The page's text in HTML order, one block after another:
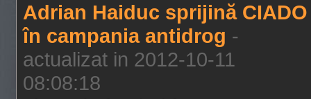
Adrian Haiduc sprijină CIADO
în campania antidrog -
actualizat in 2012-10-11
08:08:18